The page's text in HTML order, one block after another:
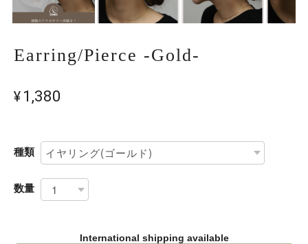
Earring/Pierce -Gold-
¥1,380
種類
数量
International shipping available